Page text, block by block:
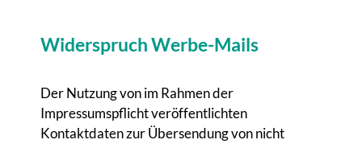
Widerspruch Werbe-Mails
Der Nutzung von im Rahmen der
Impressumspflicht veröffentlichten
Kontaktdaten zur Übersendung von nicht